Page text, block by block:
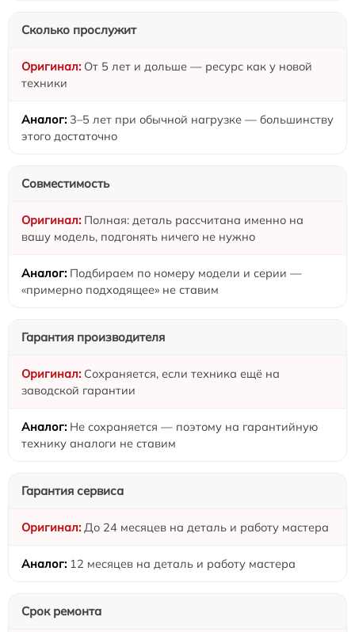
Сколько прослужит
От 5 лет и дольше — ресурс как у новой
техники
3–5 лет при обычной нагрузке — большинству
этого достаточно
Совместимость
Полная: деталь рассчитана именно на
вашу модель, подгонять ничего не нужно
Подбираем по номеру модели и серии —
«примерно подходящее» не ставим
Гарантия производителя
Сохраняется, если техника ещё на
заводской гарантии
Не сохраняется — поэтому на гарантийную
технику аналоги не ставим
Гарантия сервиса
До 24 месяцев на деталь и работу мастера
12 месяцев на деталь и работу мастера
Срок ремонта